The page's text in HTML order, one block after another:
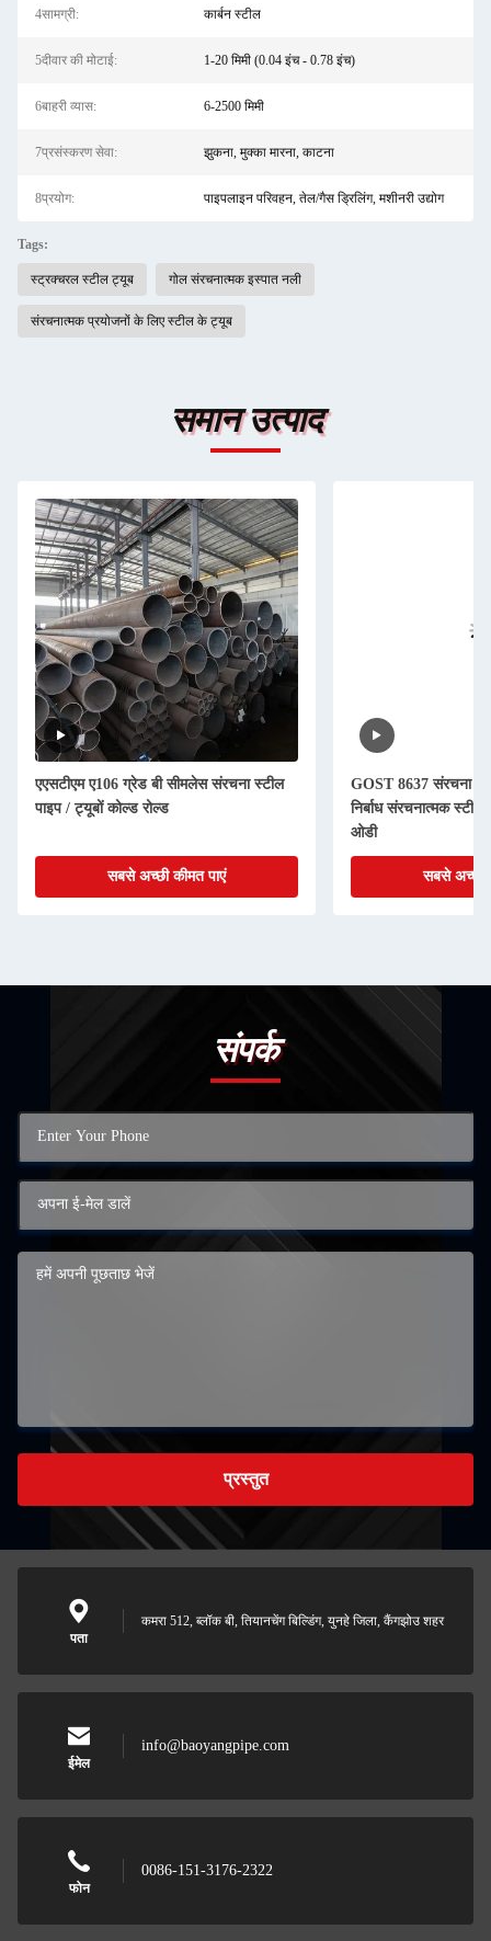
4सामग्री: कार्बन स्टील
5दीवार की मोटाई: 1-20 मिमी (0.04 इंच - 0.78 इंच)
6बाहरी व्यास: 6-2500 मिमी
7प्रसंस्करण सेवा: झुकना, मुक्का मारना, काटना
8प्रयोग: पाइपलाइन परिवहन, तेल/गैस ड्रिलिंग, मशीनरी उद्योग
Tags:
स्ट्रक्चरल स्टील ट्यूब गोल संरचनात्मक इस्पात नली
संरचनात्मक प्रयोजनों के लिए स्टील के ट्यूब
समान उत्पाद
एएसटीएम ए106 ग्रेड बी सीमलेस संरचना स्टील
पाइप / ट्यूबों कोल्ड रोल्ड
सबसे अच्छी कीमत पाएं
GOST 8637 संरचना के
निर्बाध संरचनात्मक
ओडी
सबसे अच्छी
संपर्क
प्रस्तुत
पता
कमरा 512, ब्लॉक बी, तियानचेंग बिल्डिंग, युनहे जिला, कैंगझोउ शहर
ईमेल
info@baoyangpipe.com
फोन
0086-151-3176-2322